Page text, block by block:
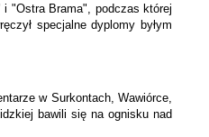
i "Ostra Brama", podczas której
specjalne dyplomy byłym
w Surkontach, Wawiórce,
bawili się na ognisku nad